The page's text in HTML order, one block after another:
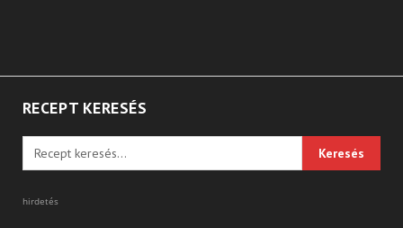
RECEPT KERESÉS
hirdetés